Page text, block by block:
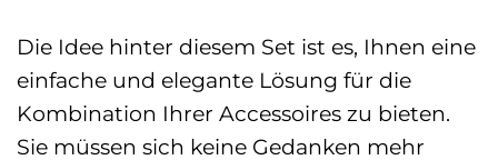
Die Idee hinter diesem Set ist es, Ihnen eine
einfache und elegante Lösung für die
Kombination Ihrer Accessoires zu bieten.
Sie müssen sich keine Gedanken mehr